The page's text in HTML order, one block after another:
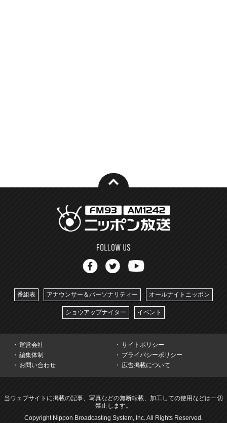
番組表 アナウンサー＆パーソナリティー オールナイトニッポン
ショウアップナイター イベント
運営会社
サイトポリシー
編集体制
プライバシーポリシー
お問い合わせ
広告掲載について
当ウェブサイトに掲載の記事、写真などの無断転載、加工しての使用などは一切
禁止します。
Copyright Nippon Broadcasting System, Inc. All Rights Reserved.